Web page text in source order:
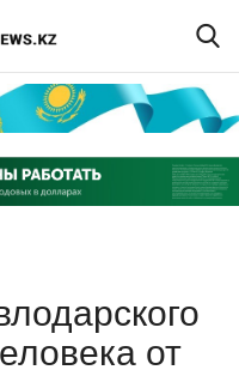
от